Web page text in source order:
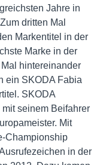
Jahre in
dritten Mal
Markentitel in der
Marke in der
hintereinander
ein SKODA Fabia
SKODA
seinem Beifahrer
Mit
Championship
in der